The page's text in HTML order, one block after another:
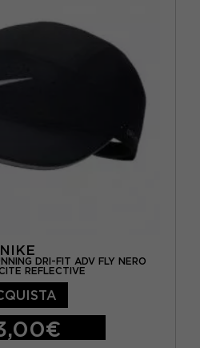
NIKE
DRI-FIT ADV FLY NERO
REFLECTIVE